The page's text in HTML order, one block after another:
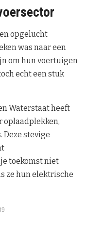
opgelucht
was naar een
om hun voertuigen
echt een stuk
Waterstaat heeft
oplaadplekken,
stevige
toekomst niet
ze hun elektrische